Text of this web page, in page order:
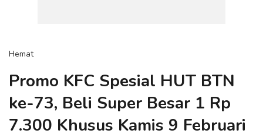
Hemat
Promo KFC Spesial HUT BTN
ke-73, Beli Super Besar 1 Rp
7.300 Khusus Kamis 9 Februari